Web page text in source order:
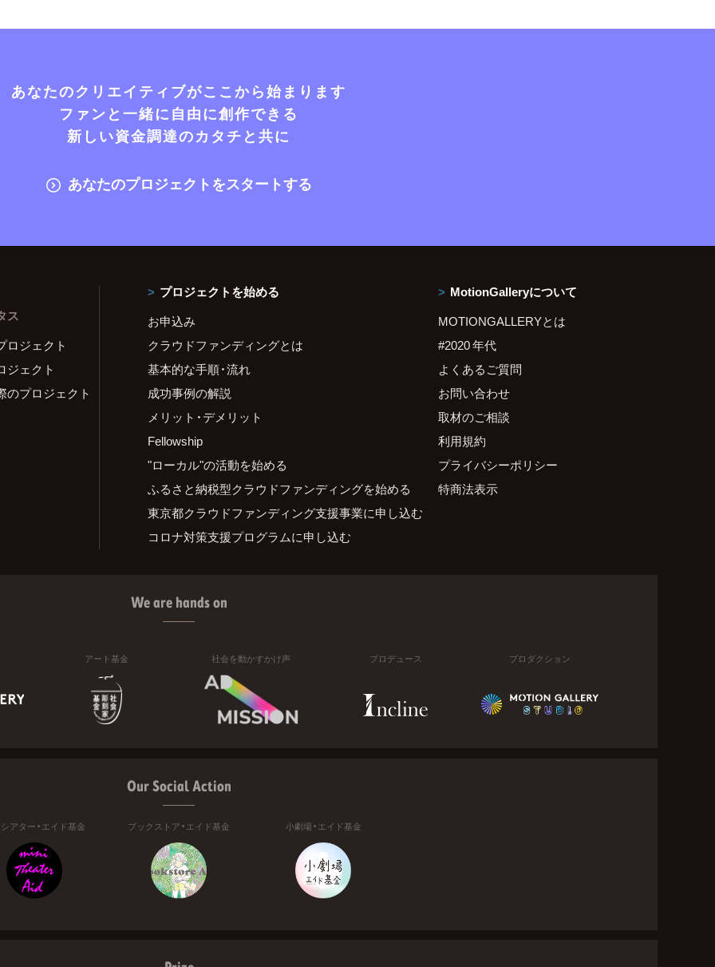
あなたのクリエイティブがここから始まります
ファンと一緒に自由に創作できる
新しい資金調達のカタチと共に
あなたのプロジェクトをスタートする
ス
ロジェクト
ジェクト
のプロジェクト
プロジェクトを始める
お申込み
クラウドファンディングとは
基本的な手順・流れ
成功事例の解説
メリット・デメリット
Fellowship
"ローカル"の活動を始める
ふるさと納税型クラウドファンディングを始める
東京都クラウドファンディング支援事業に申し込む
コロナ対策支援プログラムに申し込む
MotionGalleryについて
MOTIONGALLERYとは
#2020 年代
よくあるご質問
お問い合わせ
取材のご相談
利用規約
プライバシーポリシー
特商法表示
We are hands on
アート基金 社会を動かすかけ声 プロデュース プロダクション
Our Social Action
アター・エイド基金 ブックストア・エイド基金 小劇場・エイド基金